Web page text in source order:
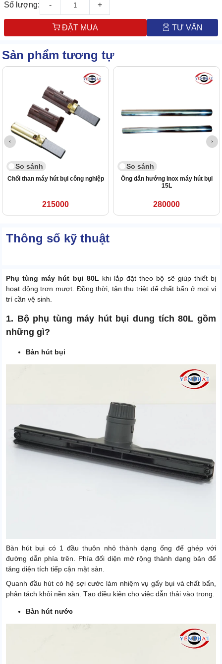
Số lượng: - +
ĐẶT MUA TƯ VẤN
Sản phẩm tương tự
So sánh
Chổi than máy hút bụi công nghiệp
215000
So sánh
Ống dẫn hướng inox máy hút bụi
15L
280000
Thông số kỹ thuật
Phụ tùng máy hút bụi 80L khi lắp đặt theo bộ sẽ giúp thiết bị
hoạt động trơn mượt. Đồng thời, tận thu triệt để chất bẩn ở mọi vị
trí cần vệ sinh.
1. Bộ phụ tùng máy hút bụi dung tích 80L gồm
những gì?
Bàn hút bụi
Bàn hút bụi có 1 đầu thuôn nhỏ thành dạng ống để ghép với
đường dẫn phía trên. Phía đối diện mở rộng thành dạng bản để
tăng diện tích tiếp cận mặt sàn.
Quanh đầu hút có hệ sợi cước làm nhiệm vụ gẩy bụi và chất bẩn,
phân tách khỏi nền sàn. Tạo điều kiện cho việc dẫn thải vào trong.
Bàn hút nước